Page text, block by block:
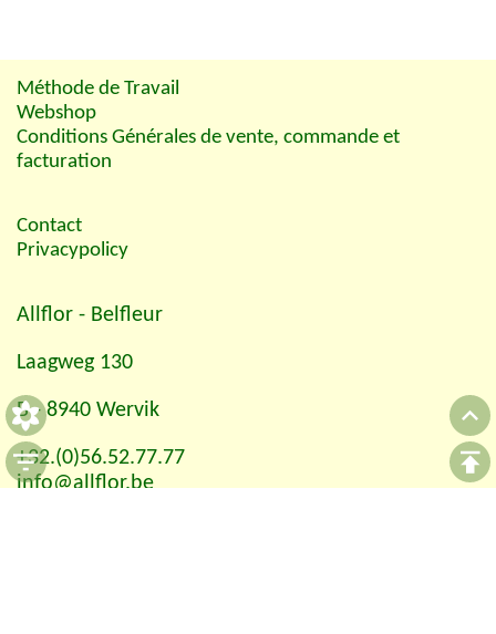
Méthode de Travail
Webshop
Conditions Générales de vente, commande et
facturation
Contact
Privacypolicy
Allflor - Belfleur
Laagweg 130
B - 8940 Wervik
+32.(0)56.52.77.77
info@allflor.be